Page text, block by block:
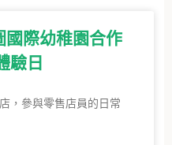
際幼稚園合作
驗日
，參與零售店員的日常